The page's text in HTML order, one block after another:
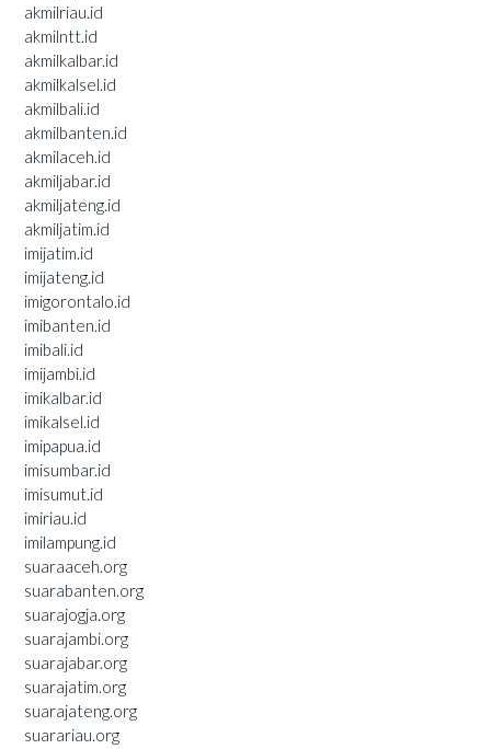
akmilriau.id
akmilntt.id
akmilkalbar.id
akmilkalsel.id
akmilbali.id
akmilbanten.id
akmilaceh.id
akmiljabar.id
akmiljateng.id
akmiljatim.id
imijatim.id
imijateng.id
imigorontalo.id
imibanten.id
imibali.id
imijambi.id
imikalbar.id
imikalsel.id
imipapua.id
imisumbar.id
imisumut.id
imiriau.id
imilampung.id
suaraaceh.org
suarabanten.org
suarajogja.org
suarajambi.org
suarajabar.org
suarajatim.org
suarajateng.org
suarariau.org